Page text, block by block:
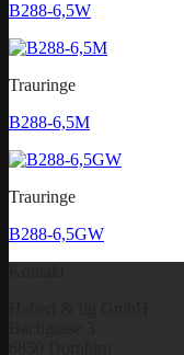
B288-6,5W
Trauringe
B288-6,5M
Trauringe
B288-6,5GW